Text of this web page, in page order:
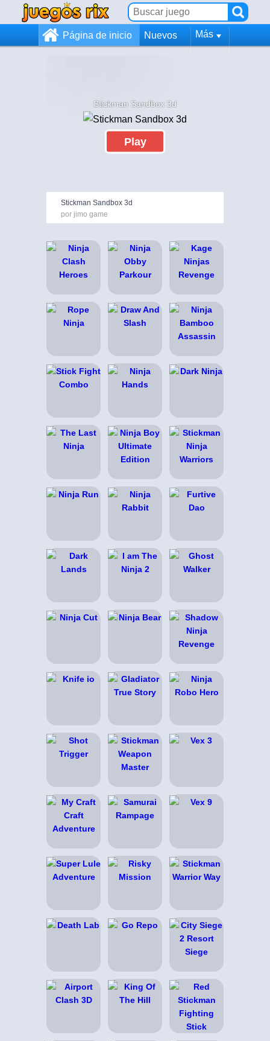
Página de inicio Nuevos Más
Stickman Sandbox 3d
Play
Stickman Sandbox 3d
por jimo game